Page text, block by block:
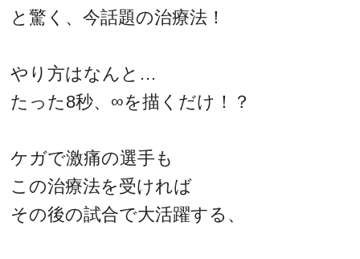
と驚く、今話題の治療法！
やり方はなんと…
たった8秒、∞を描くだけ！？
ケガで激痛の選手も
この治療法を受ければ
その後の試合で大活躍する、